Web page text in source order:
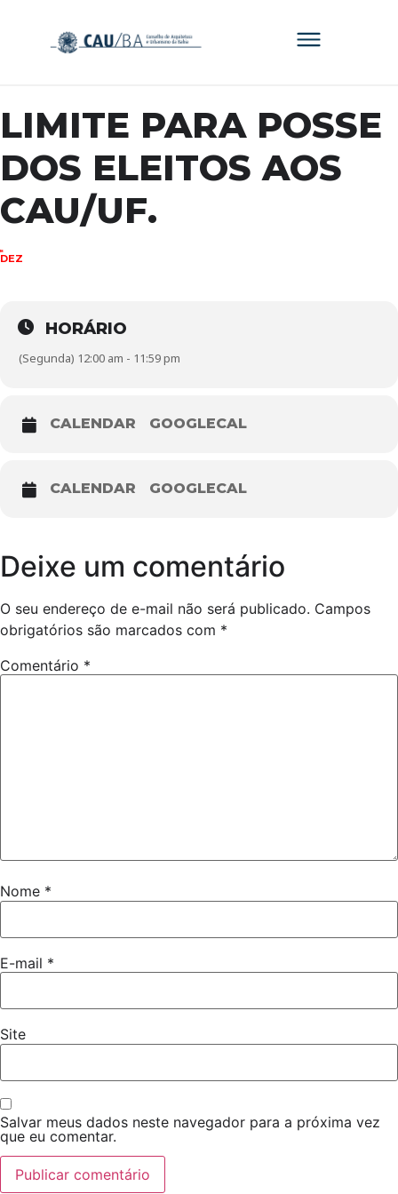
LIMITE PARA POSSE
DOS ELEITOS AOS
CAU/UF.
18
DEZ
HORÁRIO
(Segunda) 12:00 am - 11:59 pm
CALENDAR GOOGLECAL
CALENDAR GOOGLECAL
Deixe um comentário
O seu endereço de e-mail não será publicado. Campos
obrigatórios são marcados com *
Comentário *
Nome *
E-mail *
Site
Salvar meus dados neste navegador para a próxima vez
que eu comentar.